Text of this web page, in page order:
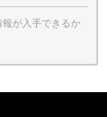
が入手できるか